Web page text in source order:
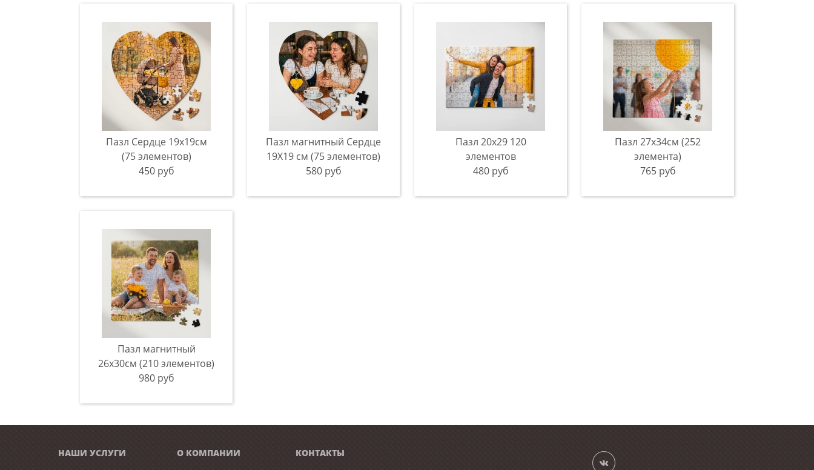
Пазл Сердце 19х19см
(75 элементов)
450 руб
Пазл магнитный Сердце
19Х19 см (75 элементов)
580 руб
Пазл 20x29 120
элементов
480 руб
Пазл 27х34см (252
элемента)
765 руб
Пазл магнитный
26х30см (210 элементов)
980 руб
НАШИ УСЛУГИ О КОМПАНИИ КОНТАКТЫ